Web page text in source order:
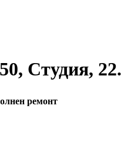
Студия,
ремонт